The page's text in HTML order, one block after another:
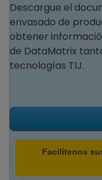
Descargue el
envasado de
obtener
de DataMatrix
tecnologías TIJ.
Facilítenos